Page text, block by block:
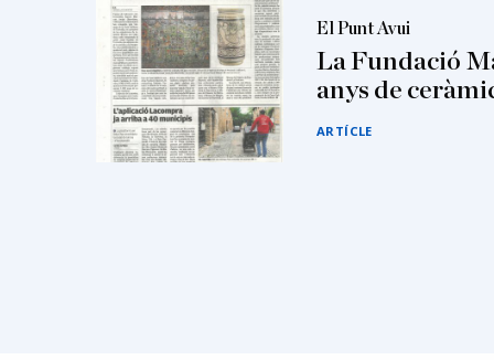
El Punt Avui
La Fundació
anys de
ARTÍCLE